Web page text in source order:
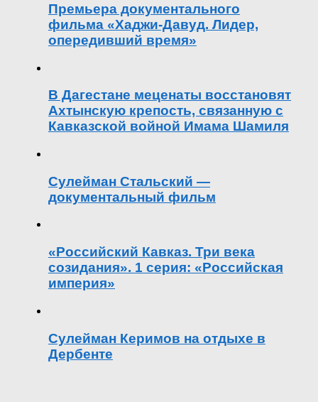
Премьера документального
фильма «Хаджи-Давуд. Лидер,
опередивший время»
В Дагестане меценаты восстановят
Ахтынскую крепость, связанную с
Кавказской войной Имама Шамиля
Сулейман Стальский —
документальный фильм
«Российский Кавказ. Три века
созидания». 1 серия: «Российская
империя»
Сулейман Керимов на отдыхе в
Дербенте